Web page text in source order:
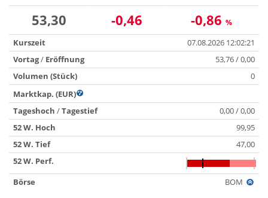
53,30 -0,46 -0,86 %
Kurszeit
07.08.2026 12:02:21
Vortag/ Eröffnung
53,76 / 0,00
Volumen (Stück)
0
Marktkap. (EUR)
Tageshoch /Tagestief
0,00 / 0,00
52 W. Hoch
99,95
52 W. Tief
47,00
52 W. Perf.
Börse
BOM